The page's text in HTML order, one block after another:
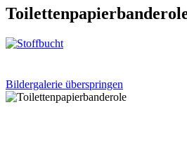
Bildergalerie überspringen